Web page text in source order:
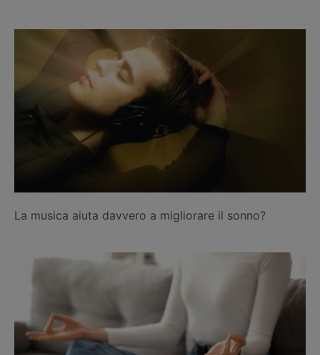
La musica aiuta davvero a migliorare il sonno?